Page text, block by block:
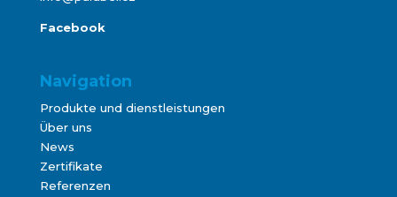
Facebook
Navigation
Produkte und dienstleistungen
Über uns
News
Zertifikate
Referenzen